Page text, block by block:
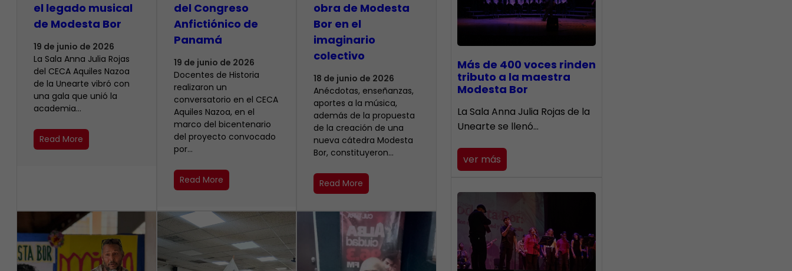
el legado musical
de Modesta Bor
19 de junio de 2026
La Sala Anna Julia Rojas
del CECA Aquiles Nazoa
de la Unearte vibró con
una gala que unió la
academia…
Read More
del Congreso
Anfictiónico de
Panamá
19 de junio de 2026
Docentes de Historia
realizaron un
conversatorio en el CECA
Aquiles Nazoa, en el
marco del bicentenario
del proyecto convocado
por…
Read More
obra de Modesta
Bor en el
imaginario
colectivo
18 de junio de 2026
Anécdotas, enseñanzas,
aportes a la música,
además de la propuesta
de la creación de una
nueva cátedra Modesta
Bor, constituyeron…
Read More
Más de 400 voces rinden
tributo a la maestra
Modesta Bor
​La Sala Anna Julia Rojas de la
Unearte se llenó…
ver más